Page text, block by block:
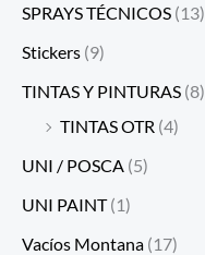
SPRAYS TÉCNICOS (13)
Stickers (9)
TINTAS Y PINTURAS (8)
TINTAS OTR (4)
UNI / POSCA (5)
UNI PAINT (1)
Vacíos Montana (17)